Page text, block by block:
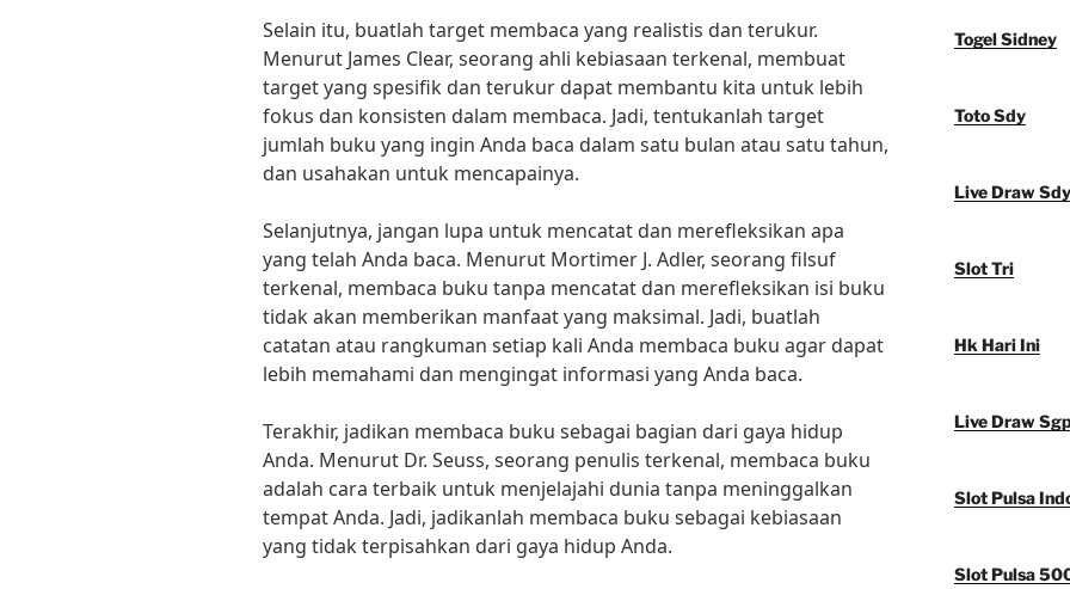
Selain itu, buatlah target membaca yang realistis dan terukur.
Menurut James Clear, seorang ahli kebiasaan terkenal, membuat
target yang spesifik dan terukur dapat membantu kita untuk lebih
fokus dan konsisten dalam membaca. Jadi, tentukanlah target
jumlah buku yang ingin Anda baca dalam satu bulan atau satu tahun,
dan usahakan untuk mencapainya.
Selanjutnya, jangan lupa untuk mencatat dan merefleksikan apa
yang telah Anda baca. Menurut Mortimer J. Adler, seorang filsuf
terkenal, membaca buku tanpa mencatat dan merefleksikan isi buku
tidak akan memberikan manfaat yang maksimal. Jadi, buatlah
catatan atau rangkuman setiap kali Anda membaca buku agar dapat
lebih memahami dan mengingat informasi yang Anda baca.
Terakhir, jadikan membaca buku sebagai bagian dari gaya hidup
Anda. Menurut Dr. Seuss, seorang penulis terkenal, membaca buku
adalah cara terbaik untuk menjelajahi dunia tanpa meninggalkan
tempat Anda. Jadi, jadikanlah membaca buku sebagai kebiasaan
yang tidak terpisahkan dari gaya hidup Anda.
Togel Sidney
Toto Sdy
Live Draw Sdy
Slot Tri
Hk Hari Ini
Live Draw
Slot Pulsa
Slot Pulsa